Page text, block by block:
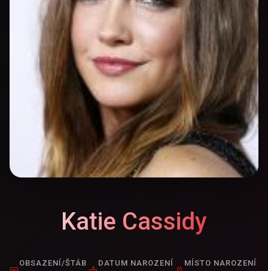
Katie Cassidy
OBSAZENÍ/ŠTÁB DATUM NAROZENÍ MÍSTO NAROZENÍ